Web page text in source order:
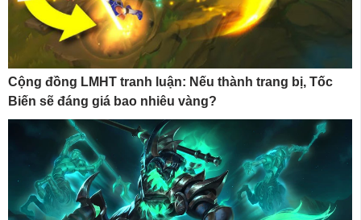
Cộng đồng LMHT tranh luận: Nếu thành trang bị, Tốc
Biến sẽ đáng giá bao nhiêu vàng?